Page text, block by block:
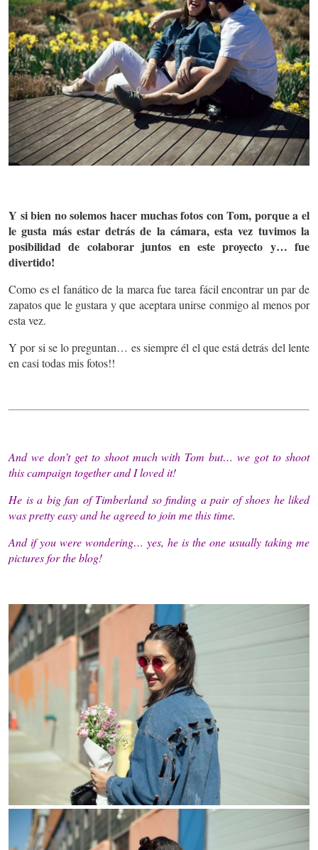
Y si bien no solemos hacer muchas fotos con Tom, porque a el
le gusta más estar detrás de la cámara, esta vez tuvimos la
posibilidad de colaborar juntos en este proyecto y… fue
divertido!
Como es el fanático de la marca fue tarea fácil encontrar un par de
zapatos que le gustara y que aceptara unirse conmigo al menos por
esta vez.
Y por si se lo preguntan… es siempre él el que está detrás del lente
en casi todas mis fotos!!
And we don’t get to shoot much with Tom but… we got to shoot
this campaign together and I loved it!
He is a big fan of Timberland so finding a pair of shoes he liked
was pretty easy and he agreed to join me this time.
And if you were wondering… yes, he is the one usually taking me
pictures for the blog!